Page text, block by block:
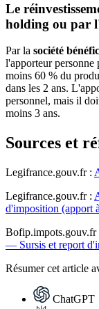
Le
holding ou par
Par la société
l'apporteur
moins 60 % du
dans les 2 ans.
personnel, mais il
moins 3 ans.
Sources et
Legifrance.gouv.fr :
Legifrance.gouv.fr :
d'imposition (apport
Bofip.impots.gouv.fr
— Sursis et report
Résumercet article
ChatGPT